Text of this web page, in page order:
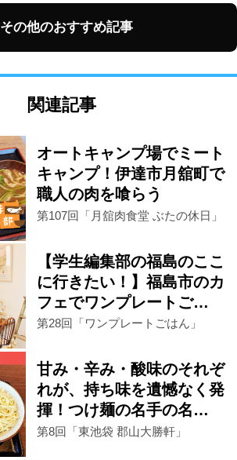
その他のおすすめ記事
関連記事
オートキャンプ場でミート
キャンプ！伊達市月舘町で
職人の肉を喰らう
第107回「月舘肉食堂 ぶたの休日」
【学生編集部の福島のここ
に行きたい！】福島市のカ
フェでワンプレートご…
第28回「ワンプレートごはん」
甘み・辛み・酸味のそれぞ
れが、持ち味を遺憾なく発
揮！つけ麺の名手の名…
第8回「東池袋 郡山大勝軒」